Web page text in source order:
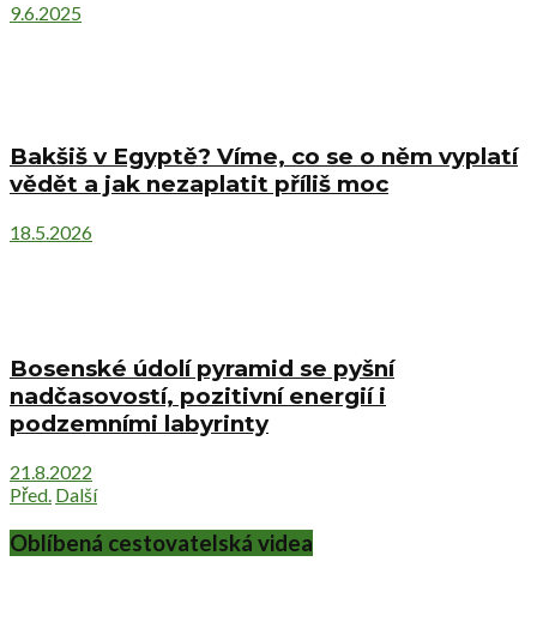
9.6.2025
Bakšiš v Egyptě? Víme, co se o něm vyplatí
vědět a jak nezaplatit příliš moc
18.5.2026
Bosenské údolí pyramid se pyšní
nadčasovostí, pozitivní energií i
podzemními labyrinty
21.8.2022
Před. Další
Oblíbená cestovatelská videa